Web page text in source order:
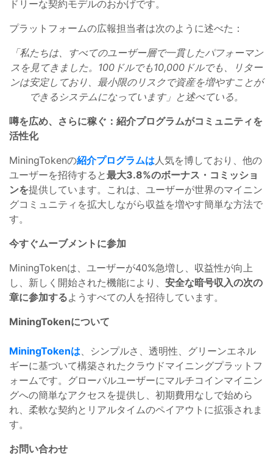
ドリーな契約モデルのおかげです。
プラットフォームの広報担当者は次のように述べた：
「私たちは、すべてのユーザー層で一貫したパフォーマン
スを見てきました。100ドルでも10,000ドルでも、リター
ンは安定しており、最小限のリスクで資産を増やすことが
できるシステムになっています」と述べている。
噂を広め、さらに稼ぐ：紹介プログラムがコミュニティを
活性化
MiningTokenの紹介プログラムは人気を博しており、他の
ユーザーを招待すると最大3.8%のボーナス・コミッショ
ンを提供しています。これは、ユーザーが世界のマイニン
グコミュニティを拡大しながら収益を増やす簡単な方法で
す。
今すぐムーブメントに参加
MiningTokenは、ユーザーが40%急増し、収益性が向上
し、新しく開始された機能により、 安全な暗号収入の次の
章に参加するようすべての人を招待しています。
MiningTokenについて
MiningTokenは、シンプルさ、透明性、グリーンエネル
ギーに基づいて構築されたクラウドマイニングプラットフ
ォームです。グローバルユーザーにマルチコインマイニン
グへの簡単なアクセスを提供し、初期費用なしで始めら
れ、柔軟な契約とリアルタイムのペイアウトに拡張されま
す。
お問い合わせ